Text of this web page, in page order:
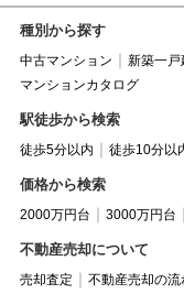
種別から探す
中古マンション 新築一戸
マンションカタログ
駅徒歩から検索
徒歩5分以内 徒歩10分以
価格から検索
2000万円台 3000万円台
不動産売却について
売却査定 不動産売却の流